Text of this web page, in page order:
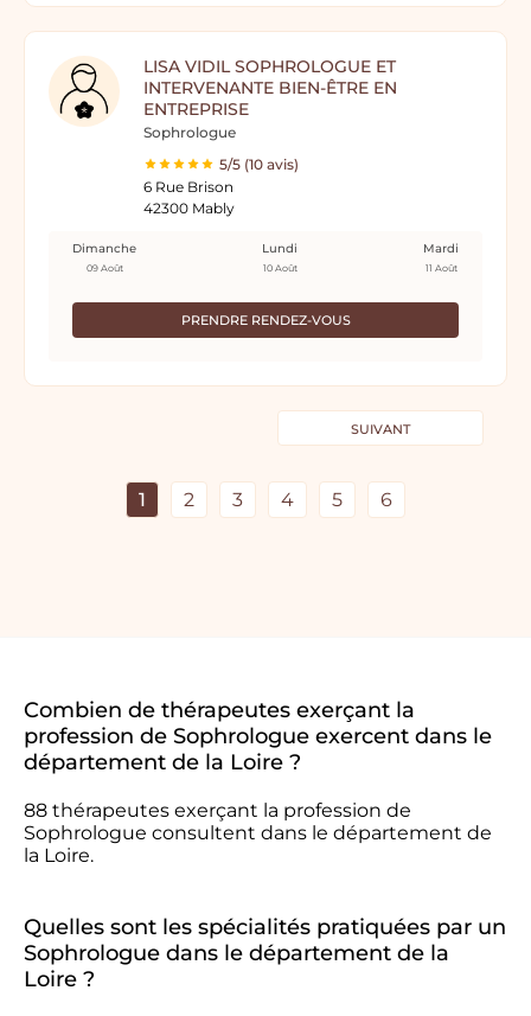
LISA VIDIL SOPHROLOGUE ET
INTERVENANTE BIEN-ÊTRE EN
ENTREPRISE
Sophrologue
5/5 (10 avis)
6 Rue Brison
42300 Mably
PRENDRE RENDEZ-VOUS
Dimanche
09 Août
Lundi
10 Août
Mardi
11 Août
SUIVANT
1 2 3 4 5 6
Combien de thérapeutes exerçant la
profession de Sophrologue exercent dans le
département de la Loire ?
88 thérapeutes exerçant la profession de
Sophrologue consultent dans le département de
la Loire.
Quelles sont les spécialités pratiquées par un
Sophrologue dans le département de la
Loire ?